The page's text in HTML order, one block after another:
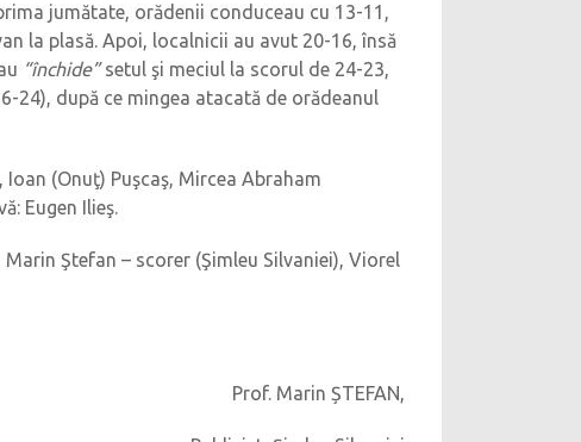
jumătate, orădenii conduceau cu 13-11,
la plasă. Apoi, localnicii au avut 20-16, însă
“închide”setul şi meciul la scorul de 24-23,
24), după ce mingea atacată de orădeanul
(Onuţ) Puşcaş, Mircea Abraham
Eugen Ilieş.
Ştefan – scorer (Şimleu Silvaniei), Viorel
Prof. Marin ȘTEFAN,